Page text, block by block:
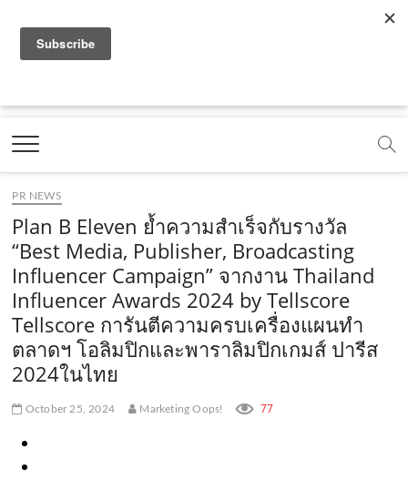
a
e
b
o
o
k
.
c
o
m
o
t
b
.
c
o
m
.
o
e
m
t
g
r
a
m
.
c
m
t
k
c
o
m
Marketing Oops!
DIGITAL | CREATIVE | ADVERTISING | CAMPAIGN |
PR NEWS
Plan B Eleven ย้ำความสำเร็จกับรางวัล
“Best Media, Publisher, Broadcasting
Influencer Campaign” จากงาน Thailand
Influencer Awards 2024 by Tellscore
Tellscore การันตีความครบเครื่องแผนทำ
ตลาดฯ โอลิมปิกและพาราลิมปิกเกมส์ ปารีส
2024ในไทย
October 25, 2024 Marketing Oops! 77